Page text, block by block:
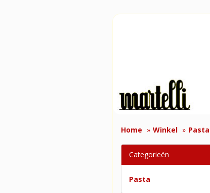
Home Winkel Pasta
Categorieën
Pasta